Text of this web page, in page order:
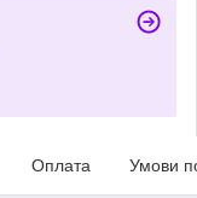
Оплата Умови